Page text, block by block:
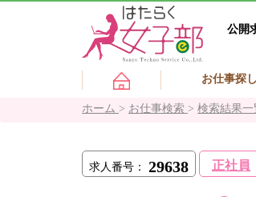
公開
お仕事探し
ホーム > お仕事検索 > 検索結果一
求人番号： 29638 正社員